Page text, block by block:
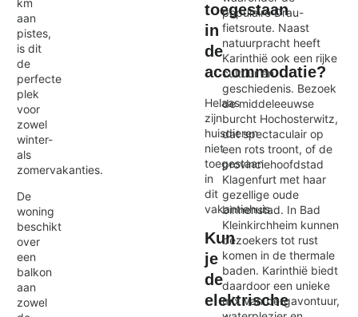
km
aan
pistes,
is dit
de
perfecte
plek
voor
zowel
winter-
als
zomervakanties.
De
woning
beschikt
over
een
balkon
aan
zowel
toegestaan
in
de
accommodatie?
Helaas
zijn
huisdieren
niet
toegestaan
in
dit
vakantiehuis.
Kun
je
de
elektrische
populaire Drau-
fietsroute. Naast
natuurpracht heeft
Karinthië ook een rijke
cultuur en
geschiedenis. Bezoek
de middeleeuwse
burcht Hochosterwitz,
dat spectaculair op
een rots troont, of de
provinciehoofdstad
Klagenfurt met haar
gezellige oude
binnenstad. In Bad
Kleinkirchheim kunnen
bezoekers tot rust
komen in de thermale
baden. Karinthië biedt
daardoor een unieke
mix van bergavontuur,